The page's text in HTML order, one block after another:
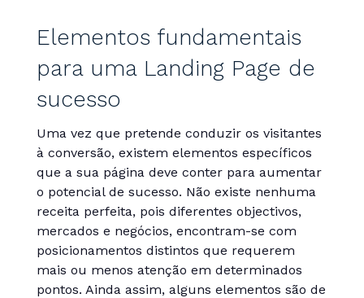
Elementos fundamentais
para uma Landing Page de
sucesso
Uma vez que pretende conduzir os visitantes
à conversão, existem elementos específicos
que a sua página deve conter para aumentar
o potencial de sucesso. Não existe nenhuma
receita perfeita, pois diferentes objectivos,
mercados e negócios, encontram-se com
posicionamentos distintos que requerem
mais ou menos atenção em determinados
pontos. Ainda assim, alguns elementos são de